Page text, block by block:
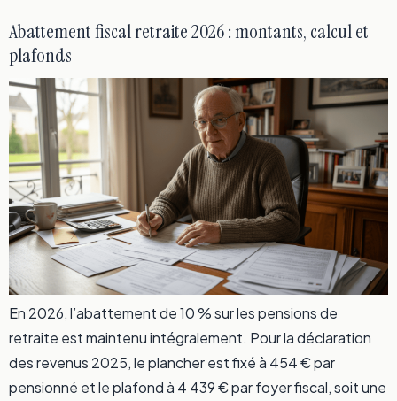
Abattement fiscal retraite 2026 : montants, calcul et
plafonds
En 2026, l’abattement de 10 % sur les pensions de
retraite est maintenu intégralement. Pour la déclaration
des revenus 2025, le plancher est fixé à 454 € par
pensionné et le plafond à 4 439 € par foyer fiscal, soit une